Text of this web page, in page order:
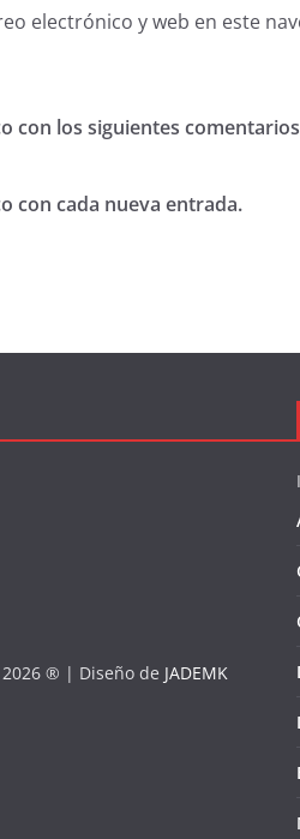
electrónico y web en este
con los siguientes
con cada nueva entrada.
® | Diseño de JADEMK